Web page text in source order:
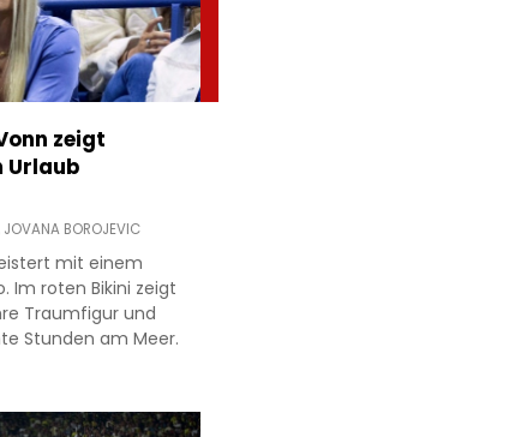
zeigt
Urlaub
JOVANA BOROJEVIC
mit einem
Im roten Bikini zeigt
Traumfigur und
Stunden am Meer.